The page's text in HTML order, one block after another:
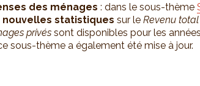
des ménages : dans le sous-thème
nouvelles statistiques sur le Revenu
privés sont disponibles pour les
sous-thème a également été mise à jour.